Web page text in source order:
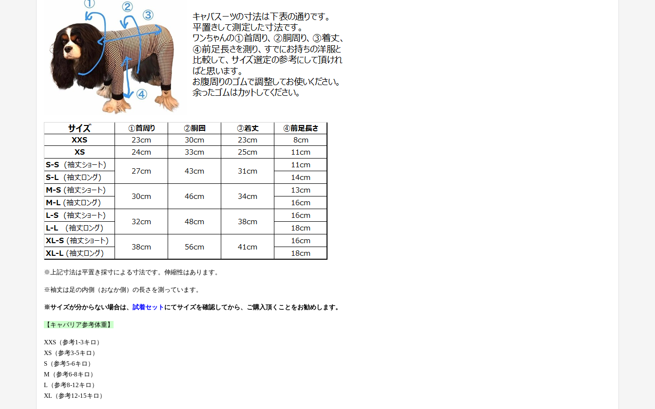
※上記寸法は平置き採寸による寸法です。伸縮性はあります。
※袖丈は足の内側（おなか側）の長さを測っています。
※サイズが分からない場合は、 試着セット にてサイズを確認してから、ご購入頂くことをお勧めします。
【キャバリア参考体重】
XXS（参考1-3キロ）
XS（参考3-5キロ）
S（参考5-6キロ）
M（参考6-8キロ）
L（参考8-12キロ）
XL（参考12-15キロ）